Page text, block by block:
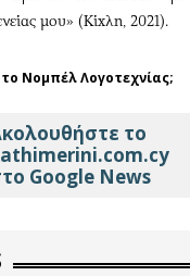
μου» (Κίχλη, 2021).
Νομπέλ Λογοτεχνίας;
το
Google News